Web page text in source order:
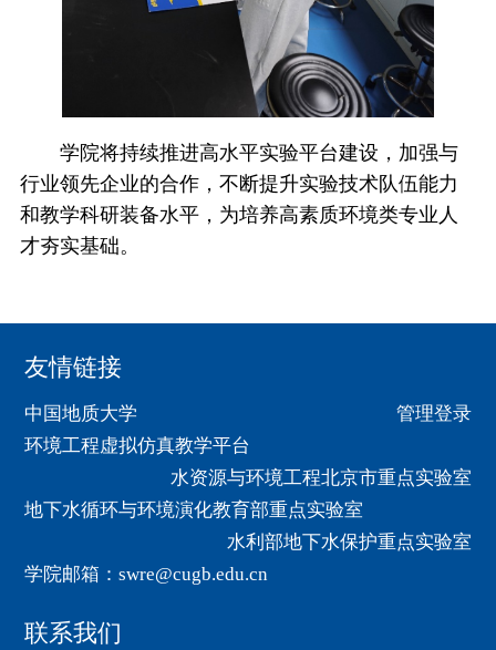
学院将持续推进高水平实验平台建设，加强与
行业领先企业的合作，不断提升实验技术队伍能力
和教学科研装备水平，为培养高素质环境类专业人
才夯实基础。
友情链接
中国地质大学
管理登录
环境工程虚拟仿真教学平台
水资源与环境工程北京市重点实验室
地下水循环与环境演化教育部重点实验室
水利部地下水保护重点实验室
学院邮箱：swre@cugb.edu.cn
联系我们